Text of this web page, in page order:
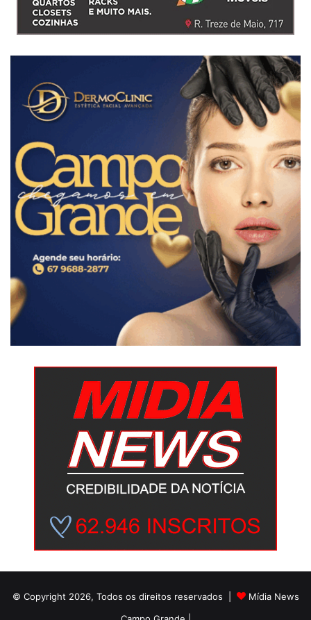
© Copyright 2026, Todos os direitos reservados |
Mídia News